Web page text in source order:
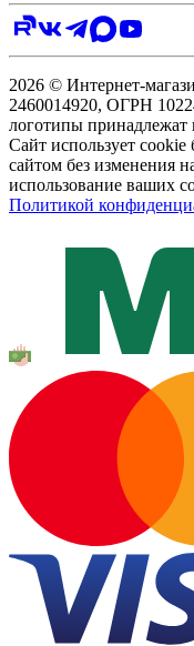
2026 © Интернет-
2460014920, ОГРН
логотипы принадлежат
Сайт использует cookie
сайтом без изменения
использование ваших
Политикой